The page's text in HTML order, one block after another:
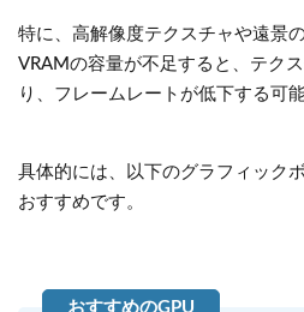
特に、高解像度テクスチャや遠景
VRAMの容量が不足すると、テク
り、フレームレートが低下する可
具体的には、以下のグラフィック
おすすめです。